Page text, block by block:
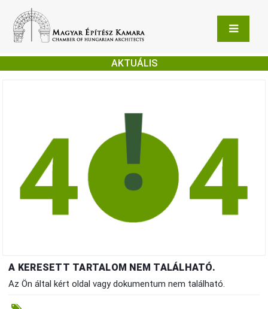
AKTUÁLIS
A KERESETT TARTALOM NEM TALÁLHATÓ.
Az Ön által kért oldal vagy dokumentum nem található.